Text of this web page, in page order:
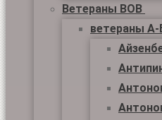
Ветераны ВОВ
ветераны А-